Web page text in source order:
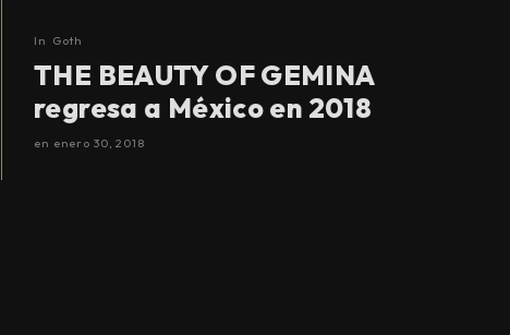
In Goth
THE BEAUTY OF GEMINA
regresa a México en 2018
en enero 30, 2018